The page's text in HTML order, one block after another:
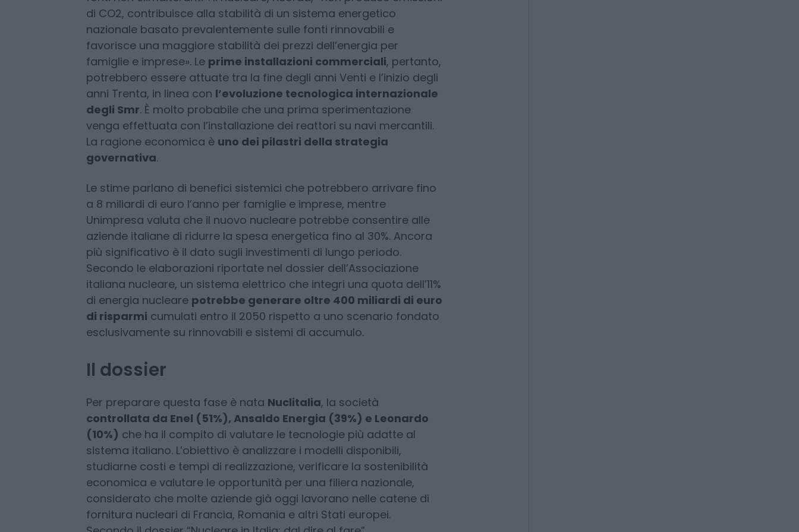
Paese nelle condizioni di affrontare una fase storica in cui la
domanda di energia sarà sempre più elevata e in cui serviranno
fonti non climalteranti». Il nucleare, ricorda, «non produce emissioni
di CO2, contribuisce alla stabilità di un sistema energetico
nazionale basato prevalentemente sulle fonti rinnovabili e
favorisce una maggiore stabilità dei prezzi dell’energia per
famiglie e imprese». Leprime installazioni commerciali, pertanto,
potrebbero essere attuate tra la fine degli anni Venti e l’inizio degli
anni Trenta, in linea con l’evoluzione tecnologica internazionale
degli Smr. È molto probabile che una prima sperimentazione
La ragione economica èuno dei pilastri della strategia
governativa.
Le stime parlano di benefici sistemici che potrebbero arrivare fino
a 8 miliardi di euro l’anno per famiglie e imprese, mentre
Unimpresa valuta che il nuovo nucleare potrebbe consentire alle
aziende italiane di ridurre la spesa energetica fino al 30%. Ancora
più significativo è il dato sugli investimenti di lungo periodo.
Secondo le elaborazioni riportate nel dossier dell’Associazione
italiana nucleare, un sistema elettrico che integri una quota dell’11%
di risparmicumulati entro il 2050 rispetto a uno scenario fondato
Il dossier
Per preparare questa fase è nataNuclitalia, la società
controllata da Enel (51%), Ansaldo Energia (39%) e Leonardo
(10%)che ha il compito di valutare le tecnologie più adatte al
sistema italiano. L’obiettivo è analizzare i modelli disponibili,
studiarne costi e tempi di realizzazione, verificare la sostenibilità